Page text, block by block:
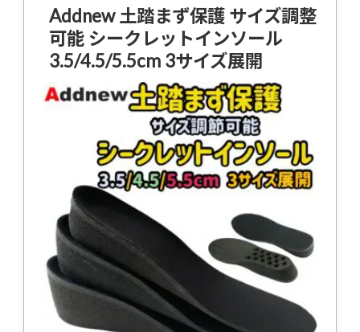
Addnew 土踏まず保護 サイズ調整
可能 シークレットインソール
3.5/4.5/5.5cm 3サイズ展開